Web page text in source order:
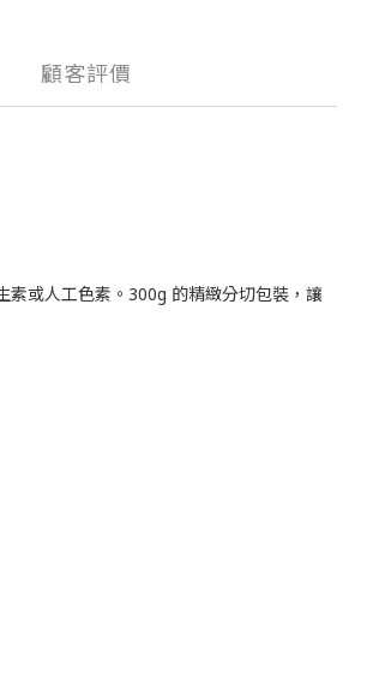
顧客評價
或人工色素。300g 的精緻分切包裝，讓